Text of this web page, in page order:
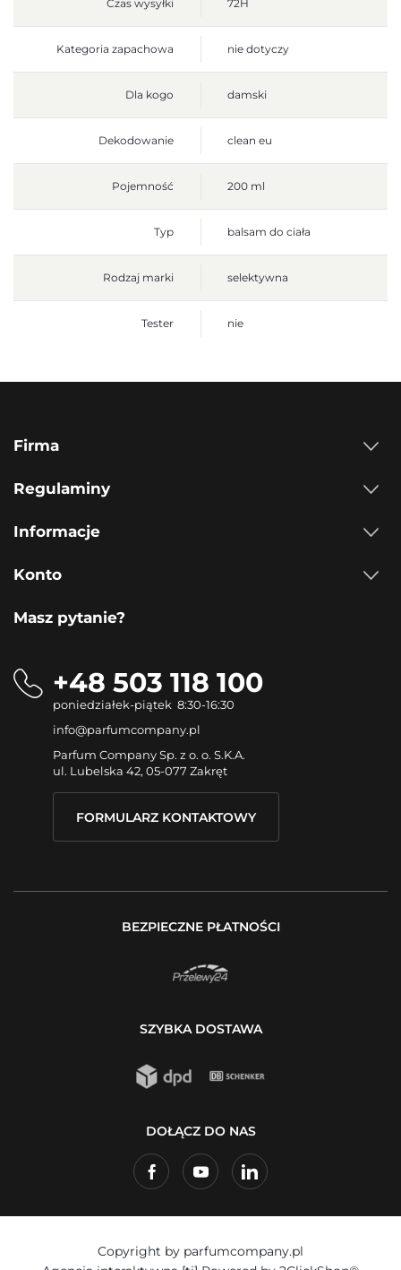
Czas wysyłki 72H
Kategoria zapachowa nie dotyczy
Dla kogo damski
Dekodowanie clean eu
Pojemność 200 ml
Typ balsam do ciała
Rodzaj marki selektywna
Tester nie
Firma
Regulaminy
Informacje
Konto
Masz pytanie?
+48 503 118 100
poniedziałek-piątek 8:30-16:30
info@parfumcompany.pl
Parfum Company Sp. z o. o. S.K.A.
ul. Lubelska 42, 05-077 Zakręt
FORMULARZ KONTAKTOWY
BEZPIECZNE PŁATNOŚCI
SZYBKA DOSTAWA
DOŁĄCZ DO NAS
Copyright by parfumcompany.pl